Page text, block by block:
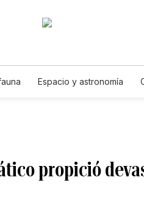
Espacio y astronomía
propició